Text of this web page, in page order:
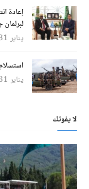
إعادة
لبرلمان
يناير 31, 2025
يناير 31, 2025
لا يفوتك